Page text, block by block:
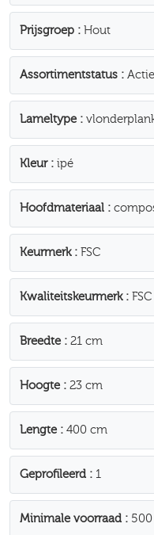
Prijsgroep Hout
Assortimentstatus
Lameltype
Kleur ipé
Hoofdmateriaal
Keurmerk FSC
Kwaliteitskeurmerk FSC
Breedte 21 cm
Hoogte 23 cm
Lengte 400 cm
Geprofileerd 1
Minimale voorraad 500